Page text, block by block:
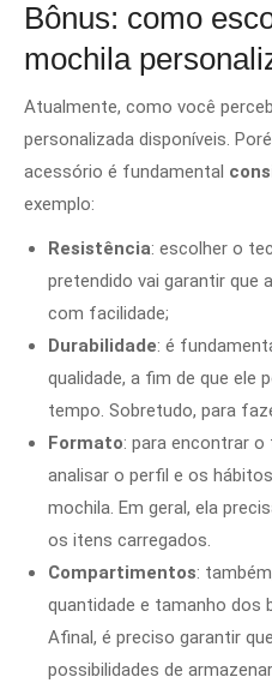
Bônus: como
mochila
Atualmente, como você
personalizada disponíveis.
acessório é fundamental
exemplo:
Resistência: escolher o
pretendido vai garantir que
com facilidade;
Durabilidade: é
qualidade, a fim de que ele
tempo. Sobretudo, para
Formato: para encontrar
analisar o perfil e os
mochila. Em geral, ela
os itens carregados.
Compartimentos:
quantidade e tamanho dos
Afinal, é preciso garantir
possibilidades de